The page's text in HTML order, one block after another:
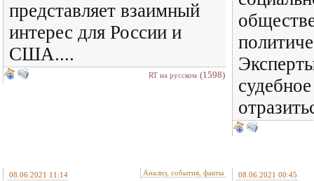
представляет взаимный
интерес для России и
США....
RT на русском (1598)
08.06.2021 11:14 Анализ, события, факты 08.06.2021 00:45